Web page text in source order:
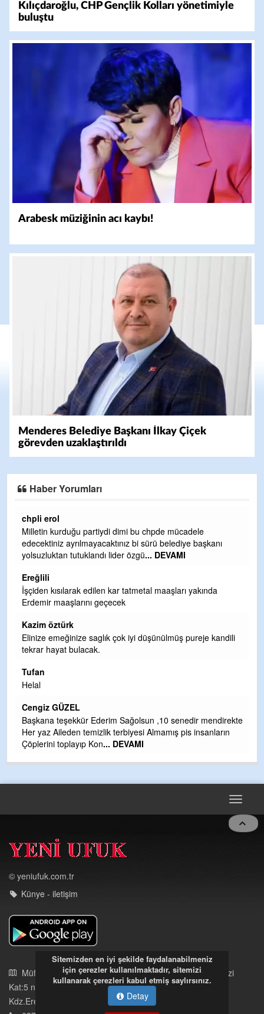
Kılıçdaroğlu, CHP Gençlik Kolları yönetimiyle
buluştu
Arabesk müziğinin acı kaybı!
Menderes Belediye Başkanı İlkay Çiçek
görevden uzaklaştırıldı
Haber Yorumları
Ereğlili
Ereğli Futbol Kulübünü Erdemir'i özelleştirenler düşünsün
ve sahip çıksınlar. Erdemir özelleştirilmeseydi sponsor
olurdu ve para probl... DEVAMI
Ereğlili
Tebrikler başkanım ve yönetim kurulu, güzel bir
hizmet.Ereğlimizin terası sayenizde huzur ve ahlak bulacak
Halil Aydın
Birol Şahin ülke hizmetine çeyrek asır damgasını vurmuş
değiştirmeden küsmeden yunus
Çırak ustasından öğrenir kısmet bağlamayı... Ben İbrahim
Yalçını tebrik ediyorum.
CEVDET YILMAZ
TARAFINDAN BAŞLATILDI, ETRASFINDA YERLEŞİM YERI
© yeniufuk.com.tr
Künye - iletişim
Sitemizden en iyi şekilde faydalanabilmeniz
için çerezler kullanılmaktadır, sitemizi
kullanarak çerezleri kabul etmiş saylırsınız.
Detay